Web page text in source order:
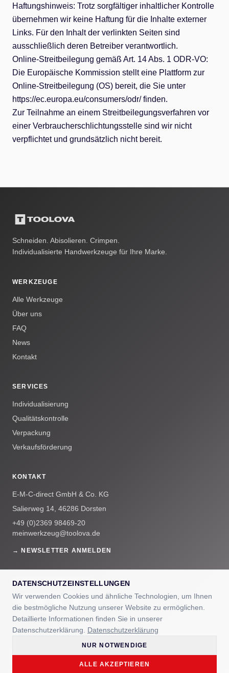
Haftungshinweis: Trotz sorgfältiger inhaltlicher Kontrolle
übernehmen wir keine Haftung für die Inhalte externer
Links. Für den Inhalt der verlinkten Seiten sind
ausschließlich deren Betreiber verantwortlich.
Online-Streitbeilegung gemäß Art. 14 Abs. 1 ODR-VO:
Die Europäische Kommission stellt eine Plattform zur
Online-Streitbeilegung (OS) bereit, die Sie unter
https://ec.europa.eu/consumers/odr/ finden.
Zur Teilnahme an einem Streitbeilegungsverfahren vor
einer Verbraucherschlichtungsstelle sind wir nicht
verpflichtet und grundsätzlich nicht bereit.
Schneiden. Abisolieren. Crimpen.
Individualisierte Handwerkzeuge für Ihre Marke.
WERKZEUGE
Alle Werkzeuge
Über uns
FAQ
News
Kontakt
SERVICES
Individualisierung
Qualitätskontrolle
Verpackung
Verkaufsförderung
KONTAKT
E-M-C-direct GmbH & Co. KG
Salierweg 14, 46286 Dorsten
+49 (0)2369 98469-20
meinwerkzeug@toolova.de
→ NEWSLETTER ANMELDEN
UNSERE COMMUNITYS
Impressum DatenschutzAI Visibility
DATENSCHUTZEINSTELLUNGEN
Wir verwenden Cookies und ähnliche Technologien, um Ihnen
die bestmögliche Nutzung unserer Website zu ermöglichen.
Detaillierte Informationen finden Sie in unserer
Datenschutzerklärung.
Datenschutzerklärung
NUR NOTWENDIGE
ALLE AKZEPTIEREN